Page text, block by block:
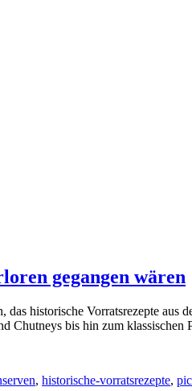
gegangen wären
historische Vorratsrezepte aus
Chutneys bis hin zum
, historische-vorratsrezepte,